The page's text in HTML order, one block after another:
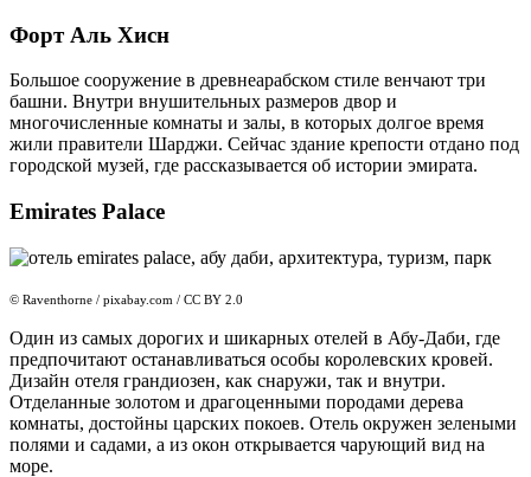
Форт Аль Хисн
Большое сооружение в древнеарабском стиле венчают три
башни. Внутри внушительных размеров двор и
многочисленные комнаты и залы, в которых долгое время
жили правители Шарджи. Сейчас здание крепости отдано под
городской музей, где рассказывается об истории эмирата.
Emirates Palace
© Raventhorne / pixabay.com / CC BY 2.0
Один из самых дорогих и шикарных отелей в Абу-Даби, где
предпочитают останавливаться особы королевских кровей.
Дизайн отеля грандиозен, как снаружи, так и внутри.
Отделанные золотом и драгоценными породами дерева
комнаты, достойны царских покоев. Отель окружен зелеными
полями и садами, а из окон открывается чарующий вид на
море.